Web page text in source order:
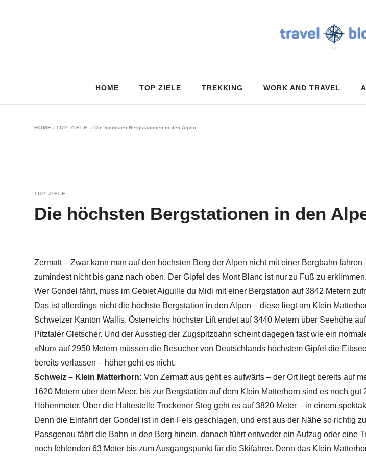
HOME TOP ZIELE TREKKING WORK AND TRAVEL
HOME / TOP ZIELE / Die höchsten Bergstationen in den Alpen
TOP ZIELE
Die höchsten Bergstationen in den
Zermatt – Zwar kann man auf den höchsten Berg derAlpen nicht mit einer Bergbahn fahren
zumindest nicht bis ganz nach oben. Der Gipfel des Mont Blanc ist nur zu Fuß zu erklimmen.
Wer Gondel fährt, muss im Gebiet Aiguille du Midi mit einer Bergstation auf 3842 Metern
Das ist allerdings nicht die höchste Bergstation in den Alpen – diese liegt am Klein
Schweizer Kanton Wallis. Österreichs höchster Lift endet auf 3440 Metern über Seehöhe
Pitztaler Gletscher. Und der Ausstieg der Zugspitzbahn scheint dagegen fast wie ein
«Nur» auf 2950 Metern müssen die Besucher von Deutschlands höchstem Gipfel die
bereits verlassen – höher geht es nicht.
Schweiz – Klein Matterhorn: Von Zermatt aus geht es aufwärts – der Ort liegt bereits auf
1620 Metern über dem Meer, bis zur Bergstation auf dem Klein Matterhorn sind es noch gut
Höhenmeter. Über die Haltestelle Trockener Steg geht es auf 3820 Meter – in einem
Denn die Einfahrt der Gondel ist in den Fels geschlagen, und erst aus der Nähe so richtig
Passgenau fährt die Bahn in den Berg hinein, danach führt entweder ein Aufzug oder eine
noch fehlenden 63 Meter bis zum Ausgangspunkt für die Skifahrer. Denn das Klein